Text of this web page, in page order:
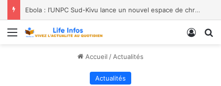
Menu
Accueil / Actualités
Actualités